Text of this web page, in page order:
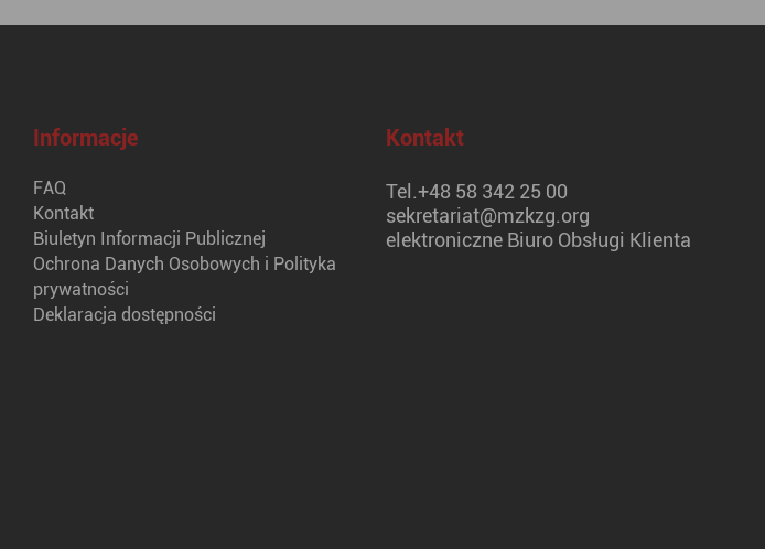
Informacje
FAQ
Kontakt
Biuletyn Informacji Publicznej
Ochrona Danych Osobowych i Polityka
prywatności
Deklaracja dostępności
Kontakt
Tel.+48 58 342 25 00
sekretariat@mzkzg.org
elektroniczne Biuro Obsługi Klienta